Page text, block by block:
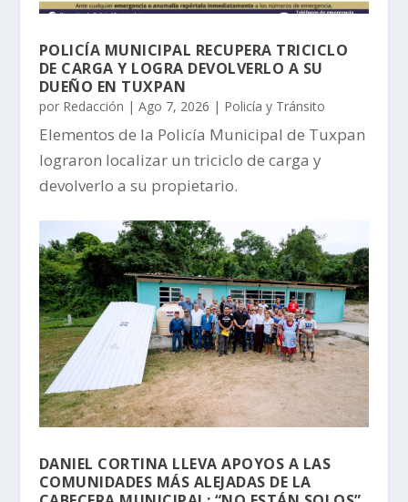
POLICÍA MUNICIPAL RECUPERA TRICICLO
DE CARGA Y LOGRA DEVOLVERLO A SU
DUEÑO EN TUXPAN
por Redacción | Ago 7, 2026 | Policía y Tránsito
Elementos de la Policía Municipal de Tuxpan
lograron localizar un triciclo de carga y
devolverlo a su propietario.
DANIEL CORTINA LLEVA APOYOS A LAS
COMUNIDADES MÁS ALEJADAS DE LA